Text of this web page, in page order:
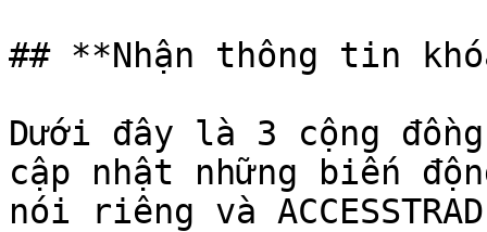
## **Nhận thông tin
Dưới đây là 3 cộng
cập nhật những biến động
nói riêng và